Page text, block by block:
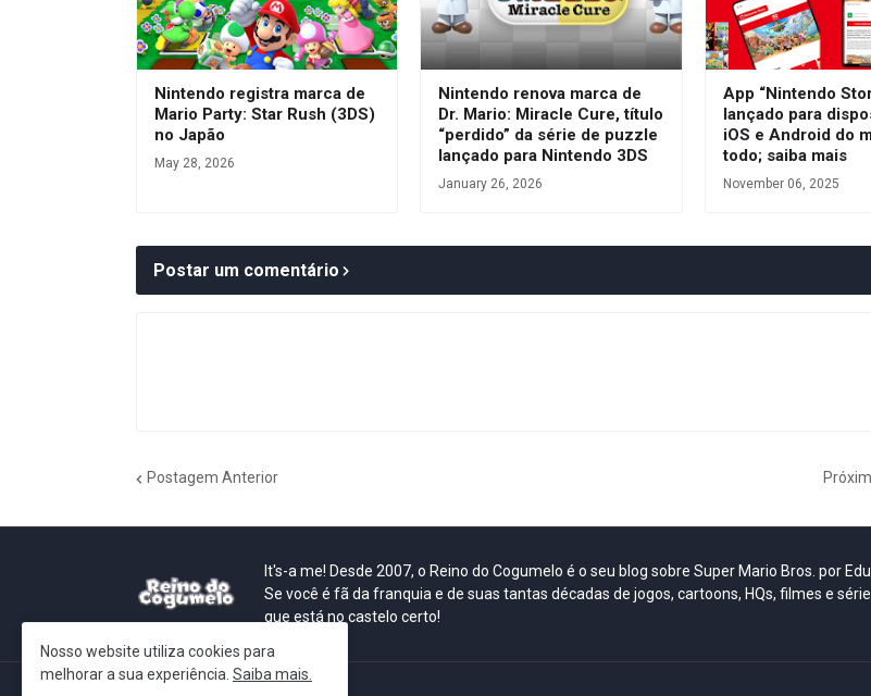
Nintendo registra marca de
Mario Party: Star Rush (3DS)
no Japão
May 28, 2026
Nintendo renova marca de
Dr. Mario: Miracle Cure, título
“perdido” da série de puzzle
lançado para Nintendo 3DS
January 26, 2026
App “Nintendo
lançado para
iOS e Android do
todo; saiba mais
November 06, 2025
Postar um comentário
Postagem Anterior
It's-a me! Desde 2007, o Reino do Cogumelo é o seu blog sobre Super Mario Bros. por
Se você é fã da franquia e de suas tantas décadas de jogos, cartoons, HQs, filmes e
que está no castelo certo!
Nosso website utiliza cookies para
melhorar a sua experiência. Saiba mais.